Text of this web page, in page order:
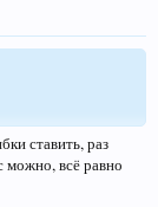
ставить, раз
можно, всё равно